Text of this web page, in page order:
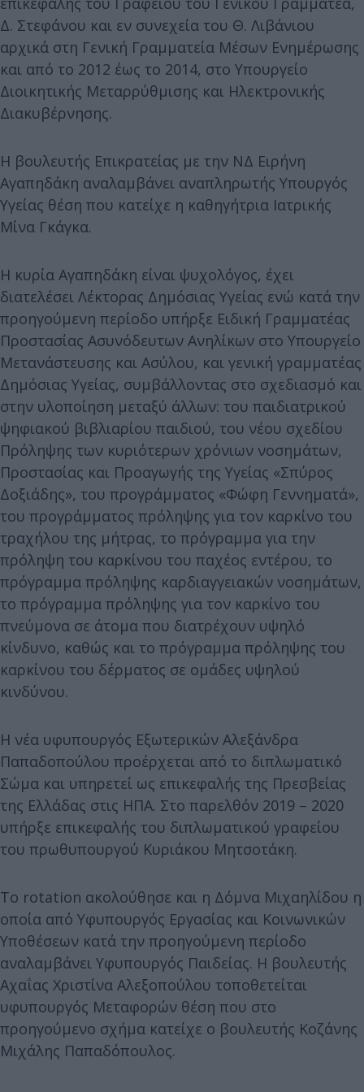
Δ. Στεφάνου και εν συνεχεία του Θ. Λιβάνιου
αρχικά στη Γενική Γραμματεία Μέσων Ενημέρωσης
και από το 2012 έως το 2014, στο Υπουργείο
Διοικητικής Μεταρρύθμισης και Ηλεκτρονικής
Διακυβέρνησης.
Η βουλευτής Επικρατείας με την ΝΔ Ειρήνη
Αγαπηδάκη αναλαμβάνει αναπληρωτής Υπουργός
Υγείας θέση που κατείχε η καθηγήτρια Ιατρικής
Μίνα Γκάγκα.
Η κυρία Αγαπηδάκη είναι ψυχολόγος, έχει
διατελέσει Λέκτορας Δημόσιας Υγείας ενώ κατά την
προηγούμενη περίοδο υπήρξε Ειδική Γραμματέας
Προστασίας Ασυνόδευτων Ανηλίκων στο Υπουργείο
Μετανάστευσης και Ασύλου, και γενική γραμματέας
Δημόσιας Υγείας, συμβάλλοντας στο σχεδιασμό και
στην υλοποίηση μεταξύ άλλων: του παιδιατρικού
ψηφιακού βιβλιαρίου παιδιού, του νέου σχεδίου
Πρόληψης των κυριότερων χρόνιων νοσημάτων,
Προστασίας και Προαγωγής της Υγείας «Σπύρος
Δοξιάδης», του προγράμματος «Φώφη Γεννηματά»,
του προγράμματος πρόληψης για τον καρκίνο του
τραχήλου της μήτρας, το πρόγραμμα για την
πρόληψη του καρκίνου του παχέος εντέρου, το
πρόγραμμα πρόληψης καρδιαγγειακών νοσημάτων,
το πρόγραμμα πρόληψης για τον καρκίνο του
πνεύμονα σε άτομα που διατρέχουν υψηλό
κίνδυνο, καθώς και το πρόγραμμα πρόληψης του
καρκίνου του δέρματος σε ομάδες υψηλού
κινδύνου.
Η νέα υφυπουργός Εξωτερικών Αλεξάνδρα
Παπαδοπούλου προέρχεται από το διπλωματικό
Σώμα και υπηρετεί ως επικεφαλής της Πρεσβείας
της Ελλάδας στις ΗΠΑ. Στο παρελθόν 2019 – 2020
υπήρξε επικεφαλής του διπλωματικού γραφείου
του πρωθυπουργού Κυριάκου Μητσοτάκη.
Το rotation ακολούθησε και η Δόμνα Μιχαηλίδου η
οποία από Υφυπουργός Εργασίας και Κοινωνικών
Υποθέσεων κατά την προηγούμενη περίοδο
αναλαμβάνει Υφυπουργός Παιδείας. Η βουλευτής
Αχαΐας Χριστίνα Αλεξοπούλου τοποθετείται
υφυπουργός Μεταφορών θέση που στο
προηγούμενο σχήμα κατείχε ο βουλευτής Κοζάνης
Μιχάλης Παπαδόπουλος.